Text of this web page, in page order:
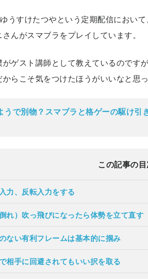
うすけたつやという定期配信におい
んがスマブラをプレイしています。
がゲスト講師として教えているのです
からこそ気をつけたほうがいいなと思
うで別物？スマブラと格ゲーの駆け引
この記事の
力、反転入力をする
れ）吹っ飛びになったら体勢を立て直す
ない有利フレームは基本的に掴み
相手に回避されてもいい択を取る